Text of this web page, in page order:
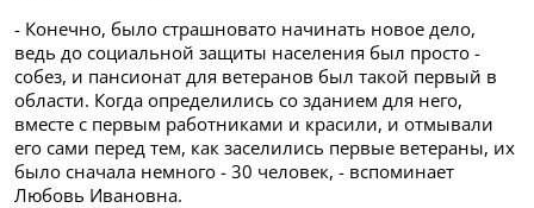
- Конечно, было страшновато начинать новое дело,
ведь до социальной защиты населения был просто -
собез, и пансионат для ветеранов был такой первый в
области. Когда определились со зданием для него,
вместе с первым работниками и красили, и отмывали
его сами перед тем, как заселились первые ветераны, их
было сначала немного - 30 человек, - вспоминает
Любовь Ивановна.